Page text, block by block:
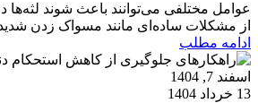
عوامل مختلفی می‌توانند باعث شوند لثه‌ها
از مشکلات ساده‌ای مانند مسواک زدن
ادامه مطلب
اسفند 7, 1404
13 خرداد 1404